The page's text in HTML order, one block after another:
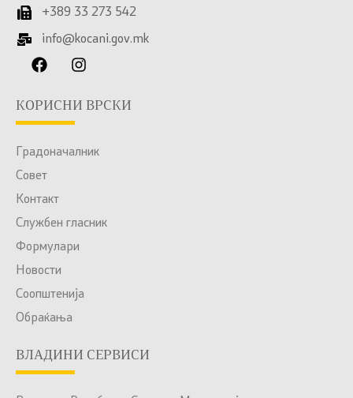
+389 33 273 542
info@kocani.gov.mk
КОРИСНИ ВРСКИ
Градоначалник
Совет
Контакт
Службен гласник
Формулари
Новости
Соопштенија
Обраќања
ВЛАДИНИ СЕРВИСИ